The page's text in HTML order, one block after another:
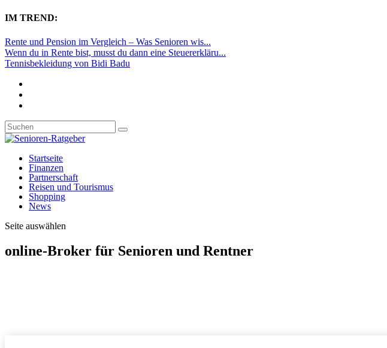
IM TREND:
Rente und Pension im Vergleich – Was Senioren wis...
Wenn du in Rente bist, musst du dann eine Steuererkläru...
Tennisbekleidung von Bidi Badu
Startseite
Finanzen
Partnerschaft
Reisen und Tourismus
Shopping
News
Seite auswählen
online-Broker für Senioren und Rentner